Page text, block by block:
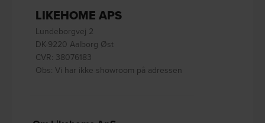
LIKEHOME APS
Lundeborgvej 2
DK-9220 Aalborg Øst
CVR: 38076183
Obs: Vi har ikke showroom på adressen